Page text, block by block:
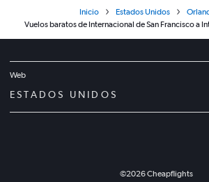
Inicio Estados Unidos
Vuelos baratos de Internacional de San Francisco a
Web
ESTADOS UNIDOS
©2026Cheapflights